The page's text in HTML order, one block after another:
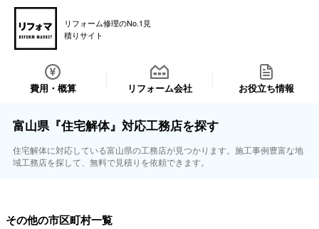
リフォーム修理のNo.1見
積りサイト
費用・概算 リフォーム会社 お役立ち情報
富山県『住宅解体』対応工務店を探す
住宅解体に対応している富山県の工務店が見つかります。施工事例豊富な地
域工務店を探して、無料で見積りを依頼できます。
その他の市区町村一覧